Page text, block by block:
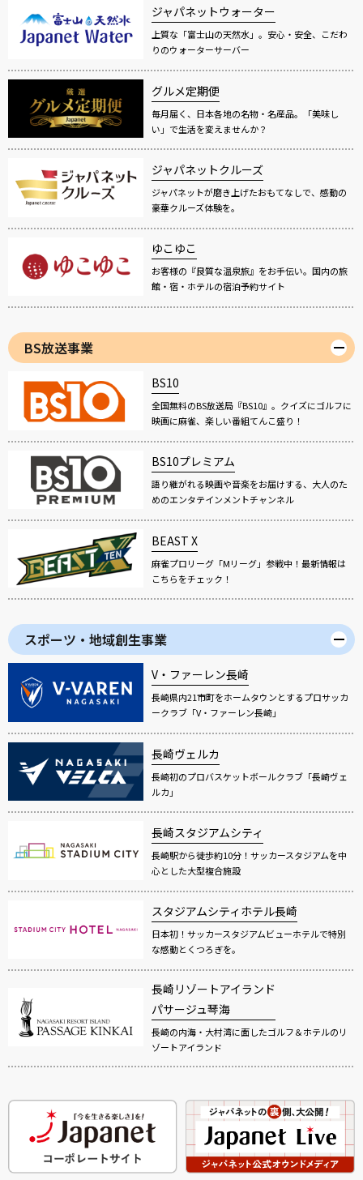
ジャパネットウォーター
上質な「富士山の天然水」。安心・安全、こだわ
りのウォーターサーバー
グルメ定期便
毎月届く、日本各地の名物・名産品。「美味し
い」で生活を変えませんか？
ジャパネットクルーズ
ジャパネットが磨き上げたおもてなしで、感動の
豪華クルーズ体験を。
ゆこゆこ
お客様の『良質な温泉旅』をお手伝い。国内の旅
館・宿・ホテルの宿泊予約サイト
BS放送事業
BS10
全国無料のBS放送局『BS10』。クイズにゴルフに
映画に麻雀、楽しい番組てんこ盛り！
BS10プレミアム
語り継がれる映画や音楽をお届けする、大人のた
めのエンタテインメントチャンネル
BEAST X
麻雀プロリーグ「Mリーグ」参戦中！最新情報は
こちらをチェック！
スポーツ・地域創生事業
V・ファーレン長崎
長崎県内21市町をホームタウンとするプロサッカ
ークラブ「V・ファーレン長崎」
長崎ヴェルカ
長崎初のプロバスケットボールクラブ「長崎ヴェ
ルカ」
長崎スタジアムシティ
長崎駅から徒歩約10分！サッカースタジアムを中
心とした大型複合施設
スタジアムシティホテル長崎
日本初！サッカースタジアムビューホテルで特別
な感動とくつろぎを。
長崎リゾートアイランド
パサージュ琴海
長崎の内海・大村湾に面したゴルフ＆ホテルのリ
ゾートアイランド